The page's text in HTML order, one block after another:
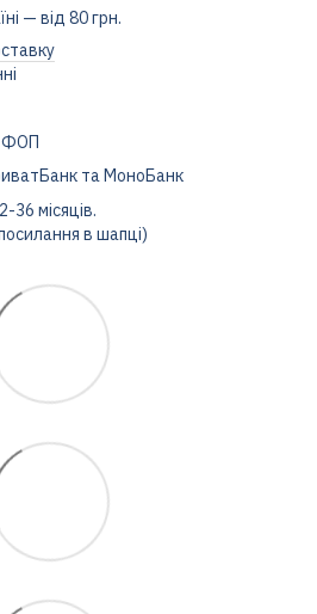
— від 80 грн.
ФОП
та МоноБанк
36 місяців.
в шапці)